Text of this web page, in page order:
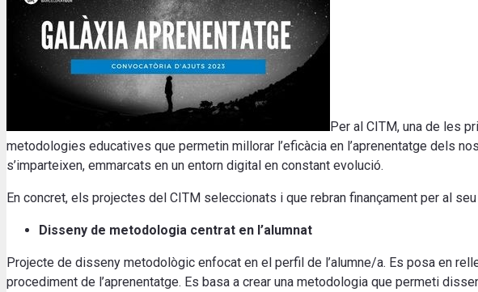
Per al CITM, una de les
metodologies educatives que permetin millorar l’eficàcia en l’aprenentatge dels
s’imparteixen, emmarcats en un entorn digital en constant evolució.
En concret, els projectes del CITM seleccionats i que rebran finançament per al
Disseny de metodologia centrat en l’alumnat
Projecte de disseny metodològic enfocat en el perfil de l’alumne/a. Es posa en
procediment de l’aprenentatge. Es basa a crear una metodologia que permeti